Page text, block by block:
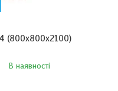
(800х800х2100)
В наявності